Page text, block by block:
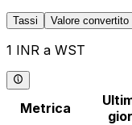
Tassi Valore convertito
1 INR a WST
Metrica